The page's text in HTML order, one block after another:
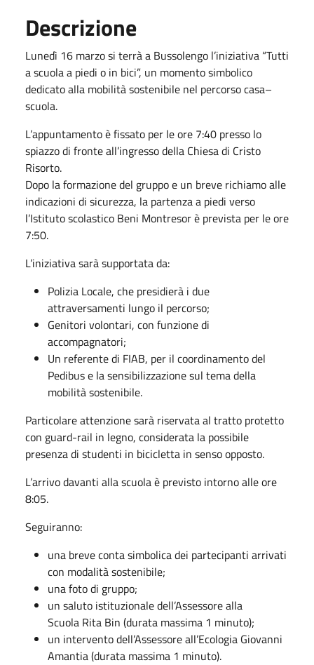
Descrizione
Lunedì 16 marzo si terrà a Bussolengo l’iniziativa “Tutti
a scuola a piedi o in bici”, un momento simbolico
dedicato alla mobilità sostenibile nel percorso casa–
scuola.
L’appuntamento è fissato per le ore 7:40 presso lo
spiazzo di fronte all’ingresso della Chiesa di Cristo
Risorto.
Dopo la formazione del gruppo e un breve richiamo alle
indicazioni di sicurezza, la partenza a piedi verso
l’Istituto scolastico Beni Montresor è prevista per le ore
7:50.
L’iniziativa sarà supportata da:
Polizia Locale, che presidierà i due
attraversamenti lungo il percorso;
Genitori volontari, con funzione di
accompagnatori;
Un referente di FIAB, per il coordinamento del
Pedibus e la sensibilizzazione sul tema della
mobilità sostenibile.
Particolare attenzione sarà riservata al tratto protetto
con guard-rail in legno, considerata la possibile
presenza di studenti in bicicletta in senso opposto.
L’arrivo davanti alla scuola è previsto intorno alle ore
8:05.
Seguiranno:
una breve conta simbolica dei partecipanti arrivati
con modalità sostenibile;
una foto di gruppo;
un saluto istituzionale dell’Assessore alla
Scuola Rita Bin (durata massima 1 minuto);
un intervento dell’Assessore all’Ecologia Giovanni
Amantia (durata massima 1 minuto).